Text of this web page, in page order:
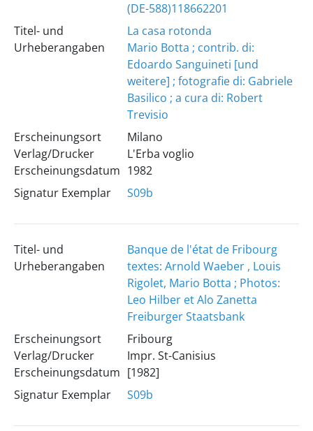
(DE-588)118662201
Titel- und
Urheberangaben
La casa rotonda
Mario Botta ; contrib. di:
Edoardo Sanguineti [und
weitere] ; fotografie di: Gabriele
Basilico ; a cura di: Robert
Trevisio
Erscheinungsort
Verlag/Drucker
Erscheinungsdatum
Milano
L'Erba voglio
1982
Signatur Exemplar
S09b
Titel- und
Urheberangaben
Banque de l'état de Fribourg
textes: Arnold Waeber , Louis
Rigolet, Mario Botta ; Photos:
Leo Hilber et Alo Zanetta
Freiburger Staatsbank
Erscheinungsort
Verlag/Drucker
Erscheinungsdatum
Fribourg
Impr. St-Canisius
[1982]
Signatur Exemplar
S09b